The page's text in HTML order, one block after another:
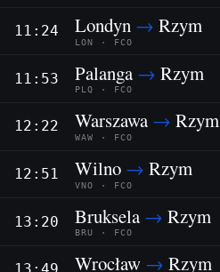
11:24 Londyn → Rzym
LON · FCO
11:53 Palanga → Rzym
PLQ · FCO
12:22 Warszawa → Rzym
WAW · FCO
12:51 Wilno → Rzym
VNO · FCO
13:20 Bruksela → Rzym
BRU · FCO
Wrocław → Rzym